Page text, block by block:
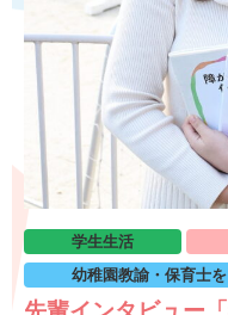
学生生活
幼稚園教諭・保育士